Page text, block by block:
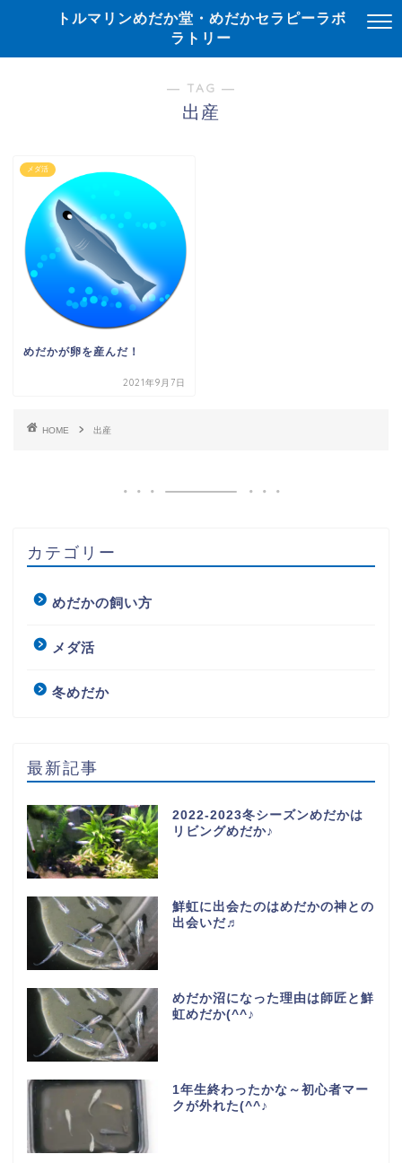
トルマリンめだか堂・めだかセラピーラボ
ラトリー
― TAG ―
出産
メダ活
めだかが卵を産んだ！
2021年9月7日
HOME 出産
カテゴリー
めだかの飼い方
メダ活
冬めだか
最新記事
2022-2023冬シーズンめだかは
リビングめだか♪
鮮虹に出会たのはめだかの神との
出会いだ♬
めだか沼になった理由は師匠と鮮
虹めだか(^^♪
1年生終わったかな～初心者マー
クが外れた(^^♪